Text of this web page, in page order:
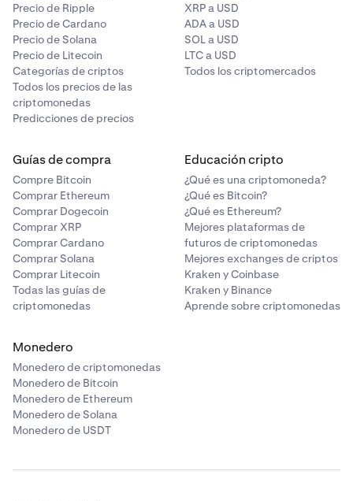
Precio de Ripple
Precio de Cardano
Precio de Solana
Precio de Litecoin
Categorías de criptos
Todos los precios de las
criptomonedas
Predicciones de precios
XRP a USD
ADA a USD
SOL a USD
LTC a USD
Todos los criptomercados
Guías de compra
Compre Bitcoin
Comprar Ethereum
Comprar Dogecoin
Comprar XRP
Comprar Cardano
Comprar Solana
Comprar Litecoin
Todas las guías de
criptomonedas
Educación cripto
¿Qué es una criptomoneda?
¿Qué es Bitcoin?
¿Qué es Ethereum?
Mejores plataformas de
futuros de criptomonedas
Mejores exchanges de criptos
Kraken y Coinbase
Kraken y Binance
Aprende sobre criptomonedas
Monedero
Monedero de criptomonedas
Monedero de Bitcoin
Monedero de Ethereum
Monedero de Solana
Monedero de USDT